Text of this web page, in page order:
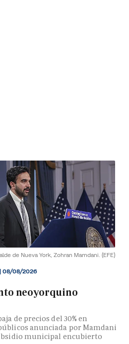
de Nueva York, Zohran Mamdani. (EFE)
neoyorquino
de precios del 30% en
anunciada por Mamdani
municipal encubierto
|08/08/2026